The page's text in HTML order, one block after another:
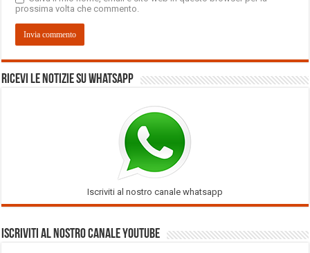
prossima volta che commento.
Ricevi le notizie su Whatsapp
Iscriviti al nostro canale whatsapp
Iscriviti al nostro Canale Youtube